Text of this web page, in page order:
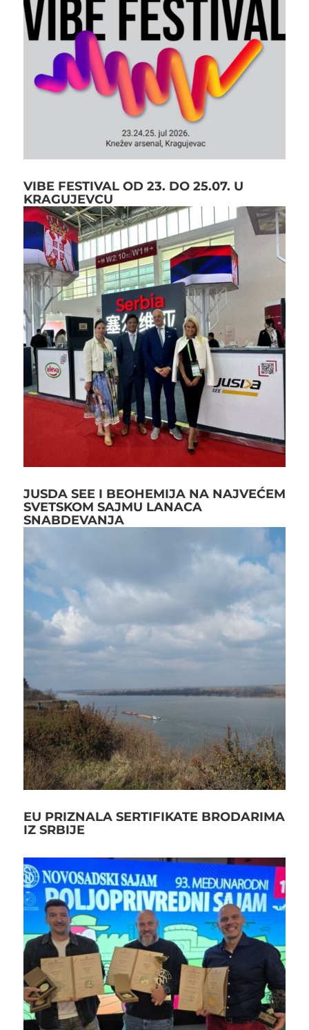
VIBE FESTIVAL OD 23. DO 25.07. U
KRAGUJEVCU
JUSDA SEE I BEOHEMIJA NA NAJVEĆEM
SVETSKOM SAJMU LANACA
SNABDEVANJA
EU PRIZNALA SERTIFIKATE BRODARIMA
IZ SRBIJE